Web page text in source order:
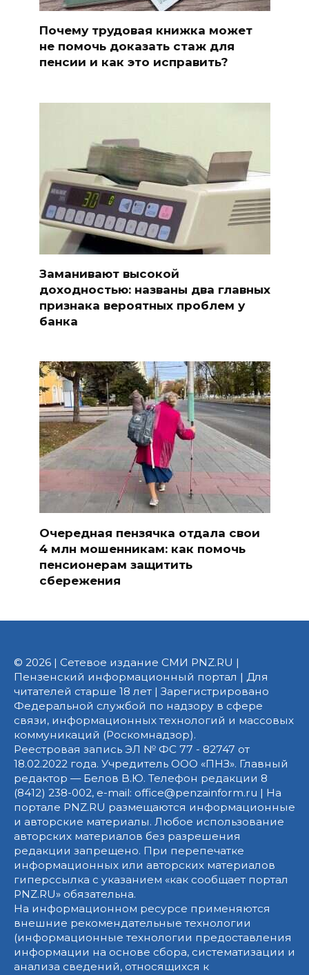
Почему трудовая книжка может
не помочь доказать стаж для
пенсии и как это исправить?
Заманивают высокой
доходностью: названы два главных
признака вероятных проблем у
банка
Очередная пензячка отдала свои
4 млн мошенникам: как помочь
пенсионерам защитить
сбережения
© 2026 | Сетевое издание СМИ PNZ.RU |
Пензенский информационный портал | Для
читателей старше 18 лет | Зарегистрировано
Федеральной службой по надзору в сфере
связи, информационных технологий и массовых
коммуникаций (Роскомнадзор).
Реестровая запись ЭЛ № ФС 77 - 82747 от
18.02.2022 года. Учредитель ООО «ПНЗ». Главный
редактор — Белов В.Ю. Телефон редакции 8
(8412) 238-002, e-mail: office@penzainform.ru | На
портале PNZ.RU размещаются информационные
и авторские материалы. Любое использование
авторских материалов без разрешения
редакции запрещено. При перепечатке
информационных или авторских материалов
гиперссылка с указанием «как сообщает портал
PNZ.RU» обязательна.
На информационном ресурсе применяются
внешние рекомендательные технологии
(информационные технологии предоставления
информации на основе сбора, систематизации и
анализа сведений, относящихся к